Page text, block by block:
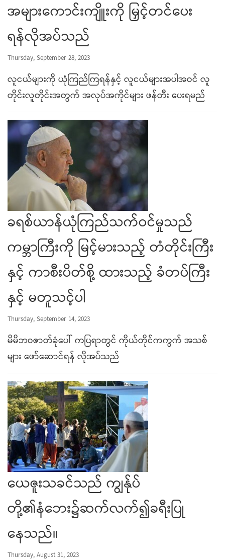
အများကောင်းကျိူးကို မြှင့်တင်ပေး
ရန်လိုအပ်သည်
Thursday, September 28, 2023
လူငယ်များကို ယုံကြည်ကြရန်နှင့် လူငယ်များအပါအဝင် လူ
တိုင်းလူတိုင်းအတွက် အလုပ်အကိုင်များ ဖန်တီး ပေးရမည်
ခရစ်ယာန်ယုံကြည်သက်ဝင်မှုသည်
ကမ္ဘာကြီးကို မြင့်မားသည့် တံတိုင်းကြီး
နှင့် ကာစီးပိတ်စို့ ထားသည့် ခံတပ်ကြီး
နှင့် မတူသင့်ပါ
Thursday, September 14, 2023
မိမိဘဝဇာတ်ခုံပေါ် ကပြရာတွင် ကိုယ်တိုင်ကကွက် အသစ်
များ ဖော်ဆောင်ရန် လိုအပ်သည်
ယေဇူးသခင်သည် ကျွန်ုပ်
တို့၏နံဘေး၌ဆက်လက်၍ခရီးပြု
နေသည်။
Thursday, August 31, 2023